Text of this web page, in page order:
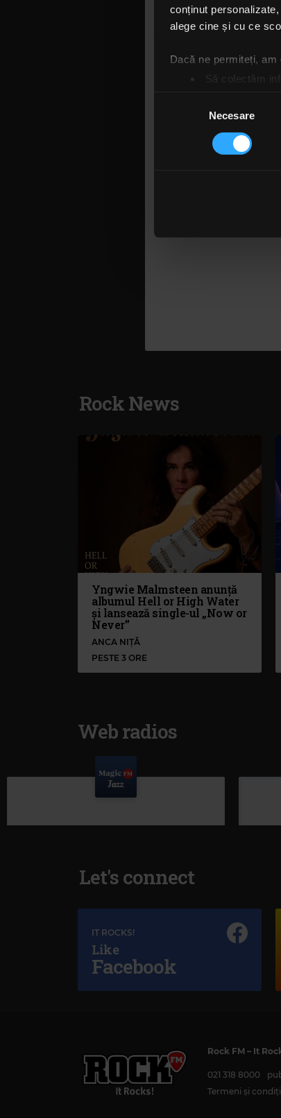
conținut
alege cine și cu ce
Dacă ne permiteți, am
Să colectăm
Găsiți mai multe
Vă puteți modifica
traficul. De
care folosiți site-ul
consimțământului
Necesare
era
Five
„F8”
Rock News
Yngwie Malmsteen anunță
albumul Hell or High Water
și lansează single-ul „Now or
Never”
ANCA NIȚĂ
PESTE 3 ORE
Web radios
Let's connect
IT ROCKS!
Like
Facebook
Rock FM– It
021 318 8000
Termeni și